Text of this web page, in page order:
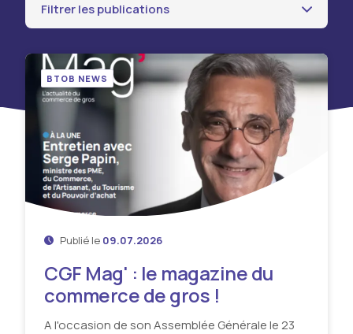
Filtrer les publications
BTOB NEWS
Publié le 09.07.2026
CGF Mag' : le magazine du
commerce de gros !
A l'occasion de son Assemblée Générale le 23